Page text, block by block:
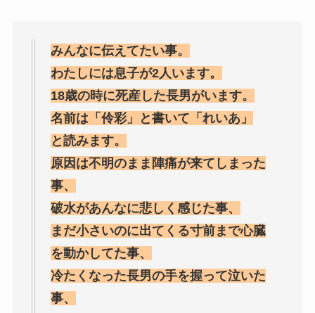
みんなに伝えてたい事。
わたしには息子が2人います。
18歳の時に死産した長男がいます。
名前は「伶彩」と書いて「れいあ」
と読みます。
原因は不明のまま陣痛が来てしまった
事、
破水があんなに悲しく感じた事、
まだ小さいのに出てくる寸前まで心臓
を動かしてた事、
冷たくなった長男の手を握って泣いた
事、